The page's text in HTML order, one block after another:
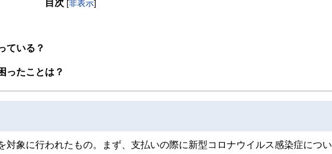
で、読者目線のコンテンツを追求しています。
ランナー、弁護士、税理士、宅地建物取引士、相続診断士、住宅ローンアドバイザー、DCプランナ
投資アナリスト、キャリアコンサルタントなど150名以上の有資格者を執筆者・監修者として迎
供するお金のコンシェルジュを目指します。
目次 [非表示]
ている？
ったことは？
対象に行われたもの。まず、支払いの際に新型コロナウイルス感染症につい